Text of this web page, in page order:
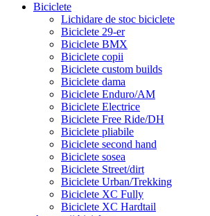
Biciclete
Lichidare de stoc biciclete
Biciclete 29-er
Biciclete BMX
Biciclete copii
Biciclete custom builds
Biciclete dama
Biciclete Enduro/AM
Biciclete Electrice
Biciclete Free Ride/DH
Biciclete pliabile
Biciclete second hand
Biciclete sosea
Biciclete Street/dirt
Biciclete Urban/Trekking
Biciclete XC Fully
Biciclete XC Hardtail